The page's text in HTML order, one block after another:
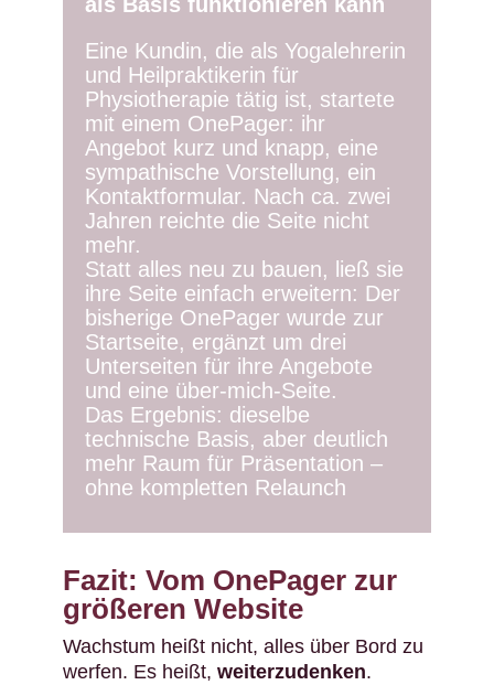
Eine Kundin, die als Yogalehrerin
und Heilpraktikerin für
Physiotherapie tätig ist, startete
mit einem OnePager: ihr
Angebot kurz und knapp, eine
sympathische Vorstellung, ein
Kontaktformular. Nach ca. zwei
Jahren reichte die Seite nicht
mehr.
Statt alles neu zu bauen, ließ sie
ihre Seite einfach erweitern: Der
bisherige OnePager wurde zur
Startseite, ergänzt um drei
Unterseiten für ihre Angebote
und eine über-mich-Seite.
Das Ergebnis: dieselbe
technische Basis, aber deutlich
mehr Raum für Präsentation –
ohne kompletten Relaunch
Fazit: Vom OnePager zur
größeren Website
Wachstum heißt nicht, alles über Bord zu
werfen. Es heißt, weiterzudenken.